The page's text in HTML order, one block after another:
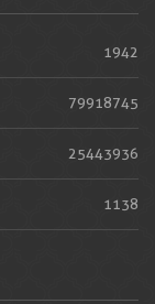
1942
79918745
25443936
1138